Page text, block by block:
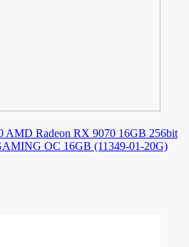
AMD Radeon RX 9070 16GB 256bit
OC 16GB (11349-01-20G)